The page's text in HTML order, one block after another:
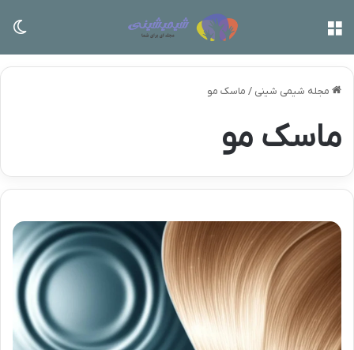
مجله شیمی شینی / ماسک مو
ماسک مو